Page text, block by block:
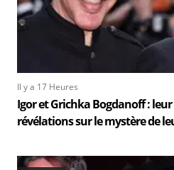
Il y a 17 Heures
Igor et Grichka Bogdanoff :
révélations sur le mystère de